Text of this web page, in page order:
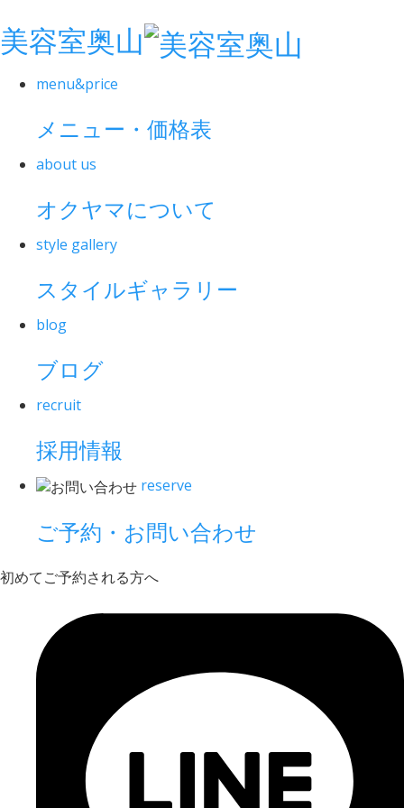
美容室奥山
menu&price
メニュー・価格表
about us
オクヤマについて
style gallery
スタイルギャラリー
blog
ブログ
recruit
採用情報
reserve
ご予約・お問い合わせ
初めてご予約される方へ